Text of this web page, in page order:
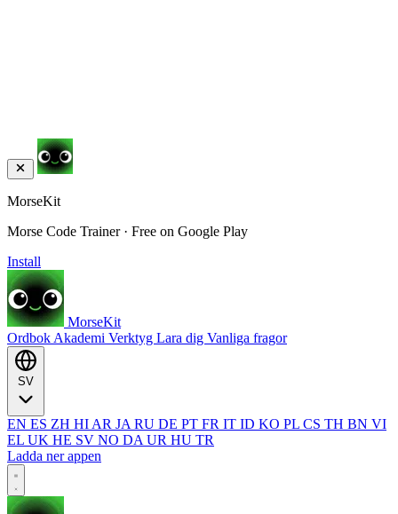
MorseKit
Morse Code Trainer · Free on Google Play
Install
MorseKit
Ordbok Akademi Verktyg Lara dig Vanliga fragor
EN ES ZH HI AR JA RU DE PT FR IT ID KO PL CS TH BN VI
EL UK HE SV NO DA UR HU TR
Ladda ner appen